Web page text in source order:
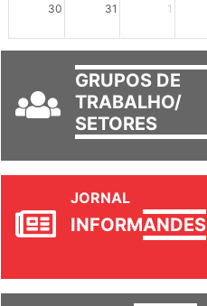
30 31 1
GRUPOS DE
TRABALHO/
SETORES
JORNAL
INFORMANDES